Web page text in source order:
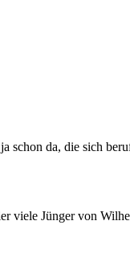
schon da, die sich
viele Jünger von